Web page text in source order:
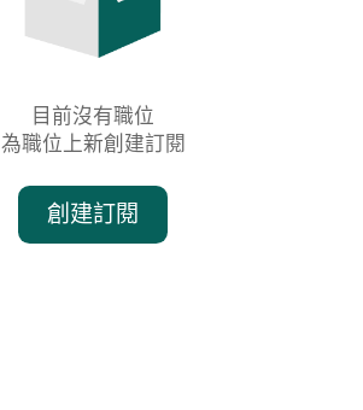
目前沒有職位
為職位上新創建訂閱
創建訂閱